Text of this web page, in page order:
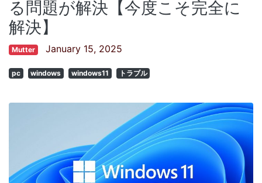
る問題が解決【今度こそ完全に
解決】
Mutter January 15, 2025
pc windows windows11 トラブル